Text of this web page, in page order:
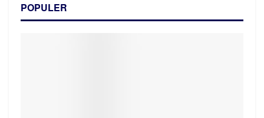
POPULER